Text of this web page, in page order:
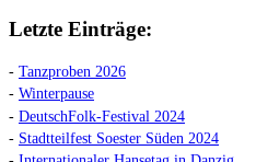
Letzte Einträge:
- Tanzproben 2026
- Winterpause
- DeutschFolk-Festival 2024
- Stadtteilfest Soester Süden 2024